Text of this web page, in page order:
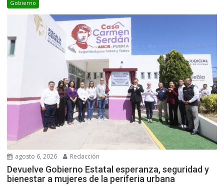
Gobierno
agosto 6, 2026 Redacción
Devuelve Gobierno Estatal esperanza, seguridad y
bienestar a mujeres de la periferia urbana